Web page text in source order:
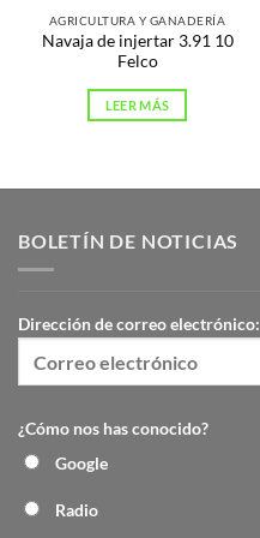
AGRICULTURA Y GANADERÍA
Navaja de injertar 3.91 10
Felco
LEER MÁS
BOLETÍN DE NOTICIAS
Dirección de correo electrónico:
¿Cómo nos has conocido?
Google
Radio